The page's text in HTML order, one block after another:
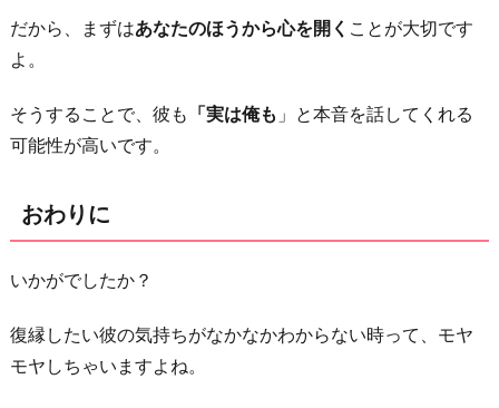
だから、まずはあなたのほうから心を開く ことが大切です
よ。
そうすることで、彼も 「実は俺も 」と本音を話してくれる
可能性が高いです。
おわりに
いかがでしたか？
復縁したい彼の気持ちがなかなかわからない時って、モヤ
モヤしちゃいますよね。